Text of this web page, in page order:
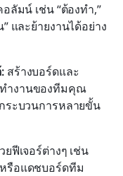
ลัมน์ เช่น “ต้องทำ,”
” และย้ายงานได้อย่าง
สร้างบอร์ดและ
ทำงานของทีมคุณ
ระบวนการหลายขั้น
ฟีเจอร์ต่างๆ เช่น
รือแดชบอร์ดทีม